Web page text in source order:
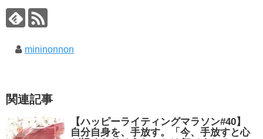
mininonnon
関連記事
【ハッピーライティングマラソン#40】
自分自身を、手放す。「今、手放すと心